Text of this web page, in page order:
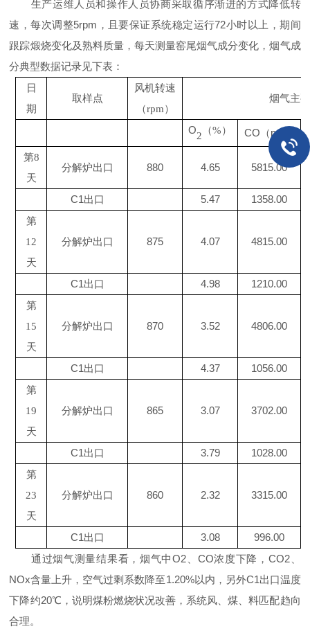
生产运维人员和操作人员协商采取循序渐进的方式降低转
速，每次调整5rpm，且要保证系统稳定运行72小时以上，期间
跟踪煅烧变化及熟料质量，每天测量窑尾烟气成分变化，烟气成
分典型数据记录见下表：
日
期
取样点
风机转速
（rpm）
烟气主
O2 （%） CO（ppm)
第8
天
分解炉出口 880 4.65 5815.00
C1出口 5.47 1358.00
第
12
天
分解炉出口 875 4.07 4815.00
C1出口 4.98 1210.00
第
15
天
分解炉出口 870 3.52 4806.00
C1出口 4.37 1056.00
第
19
天
分解炉出口 865 3.07 3702.00
C1出口 3.79 1028.00
第
23
天
分解炉出口 860 2.32 3315.00
C1出口 3.08
996.00
通过烟气测量结果看，烟气中O2、CO浓度下降，CO2、
NOx含量上升，空气过剩系数降至1.20%以内，另外C1出口温度
下降约20℃，说明煤粉燃烧状况改善，系统风、煤、料匹配趋向
合理。